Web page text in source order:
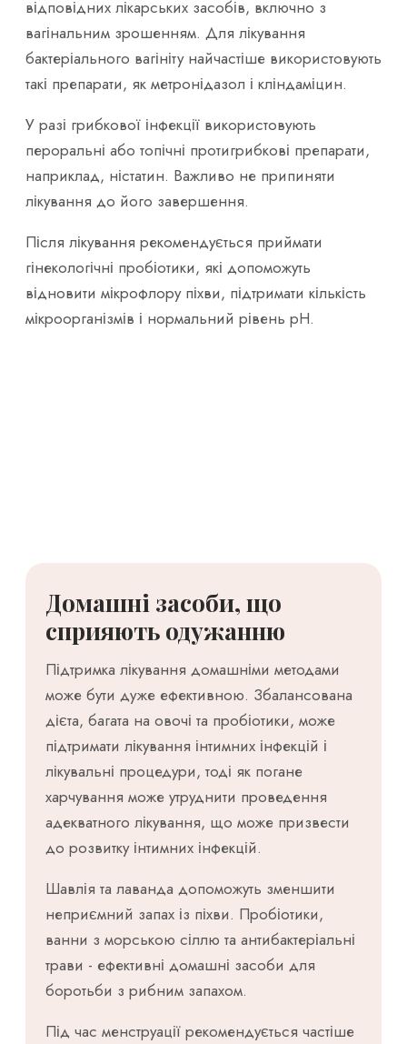
відповідних лікарських засобів, включно з
вагінальним зрошенням. Для лікування
бактеріального вагініту найчастіше використовують
такі препарати, як метронідазол і кліндаміцин.
У разі грибкової інфекції використовують
пероральні або топічні протигрибкові препарати,
наприклад, ністатин. Важливо не припиняти
лікування до його завершення.
Після лікування рекомендується приймати
гінекологічні пробіотики, які допоможуть
відновити мікрофлору піхви, підтримати кількість
мікроорганізмів і нормальний рівень pH.
Домашні засоби, що
сприяють одужанню
Підтримка лікування домашніми методами
може бути дуже ефективною. Збалансована
дієта, багата на овочі та пробіотики, може
підтримати лікування інтимних інфекцій і
лікувальні процедури, тоді як погане
харчування може утруднити проведення
адекватного лікування, що може призвести
до розвитку інтимних інфекцій.
Шавлія та лаванда допоможуть зменшити
неприємний запах із піхви. Пробіотики,
ванни з морською сіллю та антибактеріальні
трави - ефективні домашні засоби для
боротьби з рибним запахом.
Під час менструації рекомендується частіше